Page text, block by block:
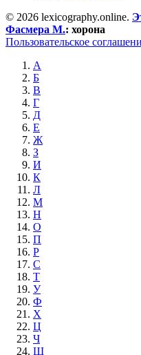
© 2026 lexicography.online.
Фасмера М.: хорона
Пользовательское
А
Б
В
Г
Д
Е
Ж
З
И
К
Л
М
Н
О
П
Р
С
Т
У
Ф
Х
Ц
Ч
Ш